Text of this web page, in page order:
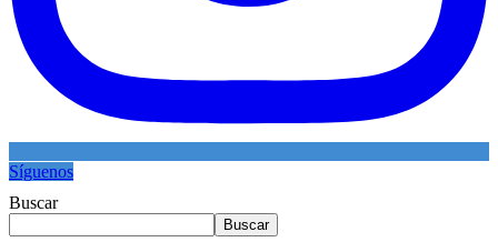
Síguenos
Buscar
Buscar